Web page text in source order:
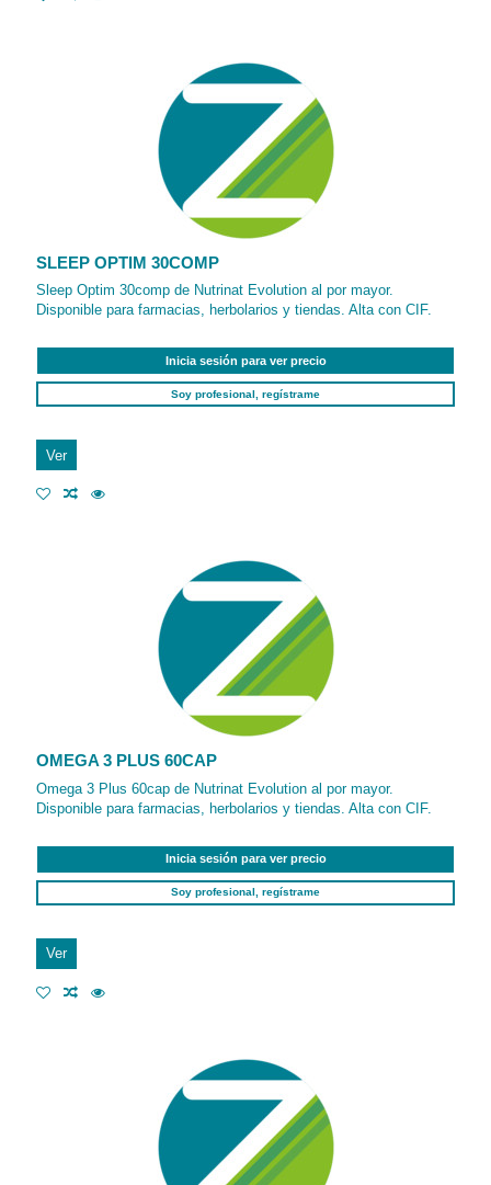
SLEEP OPTIM 30COMP
Sleep Optim 30comp de Nutrinat Evolution al por mayor.
Disponible para farmacias, herbolarios y tiendas. Alta con CIF.
Inicia sesión para ver precio
Soy profesional, regístrame
Ver
OMEGA 3 PLUS 60CAP
Omega 3 Plus 60cap de Nutrinat Evolution al por mayor.
Disponible para farmacias, herbolarios y tiendas. Alta con CIF.
Inicia sesión para ver precio
Soy profesional, regístrame
Ver